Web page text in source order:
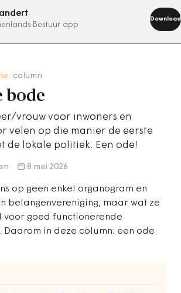
Bestuur app
Download
abonneer nu
column
bode
vrouw voor inwoners en
velen op die manier de eerste
de lokale politiek. Een ode!
8 mei 2026
op geen enkel organogram en
belangenvereniging, maar wat ze
voor goed functionerende
Daarom in deze column: een ode